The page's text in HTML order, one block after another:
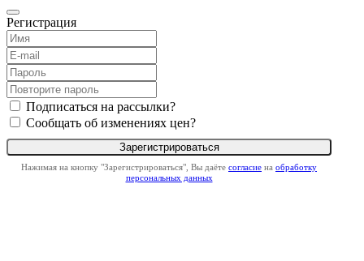
Регистрация
Подписаться на рассылки?
Сообщать об изменениях цен?
Нажимая на кнопку "Зарегистрироваться", Вы даёте согласие на обработку
персональных данных